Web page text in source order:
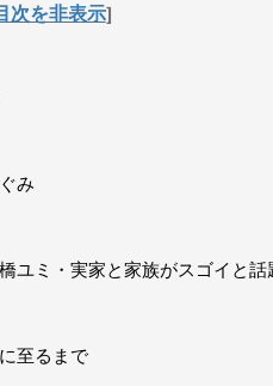
次を非表示]
み
ユミ・実家と家族がスゴイと話
至るまで